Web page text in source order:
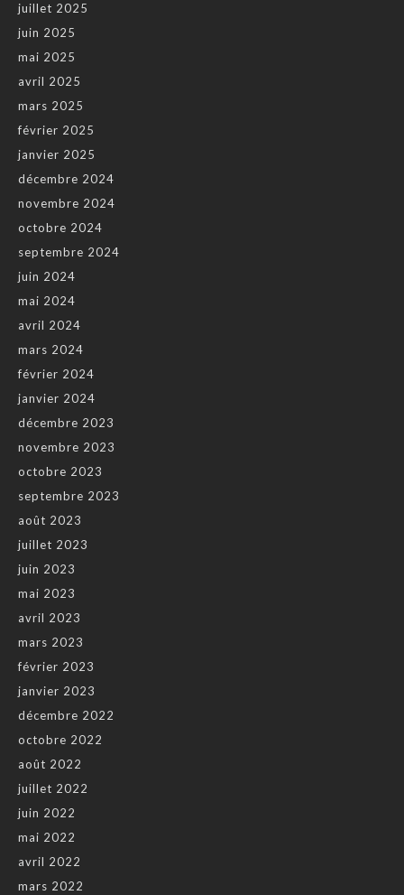
juillet 2025
juin 2025
mai 2025
avril 2025
mars 2025
février 2025
janvier 2025
décembre 2024
novembre 2024
octobre 2024
septembre 2024
juin 2024
mai 2024
avril 2024
mars 2024
février 2024
janvier 2024
décembre 2023
novembre 2023
octobre 2023
septembre 2023
août 2023
juillet 2023
juin 2023
mai 2023
avril 2023
mars 2023
février 2023
janvier 2023
décembre 2022
octobre 2022
août 2022
juillet 2022
juin 2022
mai 2022
avril 2022
mars 2022